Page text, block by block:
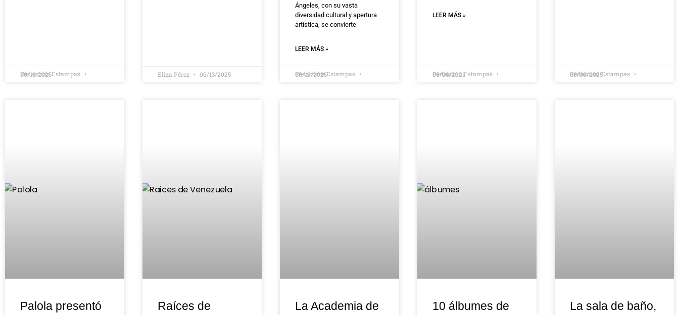
Redacción Estampas
06/13/2025 Eliza Pérez 06/13/2025
Ángeles, con su vasta
diversidad cultural y apertura
artística, se convierte
LEER MÁS »
Redacción Estampas
06/12/2025
LEER MÁS »
Redacción Estampas
06/06/2025 Redacción Estampas
06/06/2025
Palola presentó
Raíces de
La Academia de
10 álbumes de
La sala de baño,